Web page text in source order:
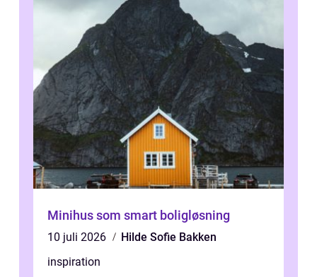
Minihus som smart boligløsning
10 juli 2026
Hilde Sofie Bakken
inspiration